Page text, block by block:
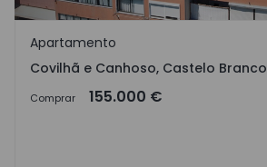
Covilhã e Canhoso, Castelo Branco
Apartamento
Covilhã e Canhoso, Castelo Branco
Comprar 155.000 €